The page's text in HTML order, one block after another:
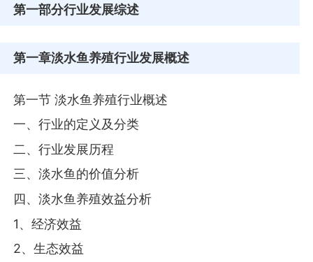
第一部分行业发展综述
第一章淡水鱼养殖行业发展概述
第一节 淡水鱼养殖行业概述
一、行业的定义及分类
二、行业发展历程
三、淡水鱼的价值分析
四、淡水鱼养殖效益分析
1、经济效益
2、生态效益